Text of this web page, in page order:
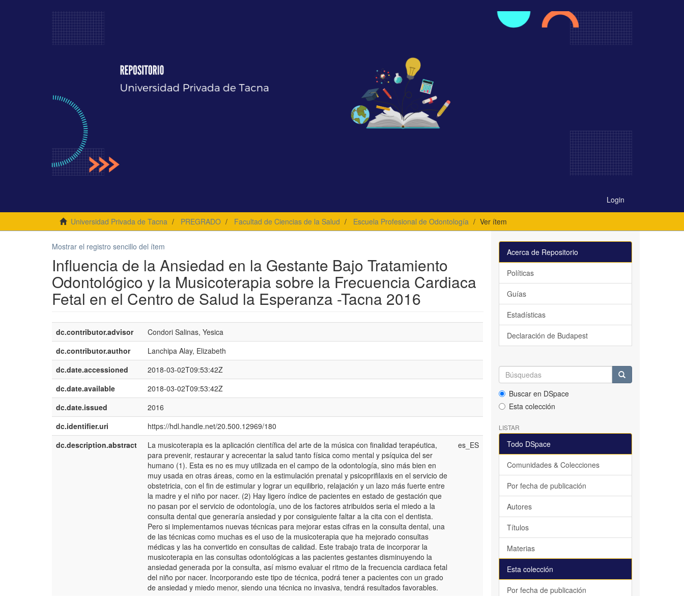
Login
Universidad Privada de Tacna PREGRADO Facultad de Ciencias de la Salud Escuela Profesional de Odontología Ver ítem
Mostrar el registro sencillo del ítem
Influencia de la Ansiedad en la Gestante Bajo Tratamiento
Odontológico y la Musicoterapia sobre la Frecuencia Cardiaca
Fetal en el Centro de Salud la Esperanza -Tacna 2016
dc.contributor.advisor
Condori Salinas, Yesica
dc.contributor.author
Lanchipa Alay, Elizabeth
dc.date.accessioned
2018-03-02T09:53:42Z
dc.date.available
2018-03-02T09:53:42Z
dc.date.issued
2016
dc.identifier.uri
https://hdl.handle.net/20.500.12969/180
dc.description.abstract
La musicoterapia es la aplicación científica del arte de la música con finalidad terapéutica,
para prevenir, restaurar y acrecentar la salud tanto física como mental y psíquica del ser
humano (1). Esta es no es muy utilizada en el campo de la odontología, sino más bien en
muy usada en otras áreas, como en la estimulación prenatal y psicoprifilaxis en el servicio de
obstetricia, con el fin de estimular y lograr un equilibrio, relajación y un lazo más fuerte entre
la madre y el niño por nacer. (2) Hay ligero índice de pacientes en estado de gestación que
no pasan por el servicio de odontología, uno de los factores atribuidos seria el miedo a la
consulta dental que generaría ansiedad y por consiguiente faltar a la cita con el dentista.
Pero si implementamos nuevas técnicas para mejorar estas cifras en la consulta dental, una
de las técnicas como muchas es el uso de la musicoterapia que ha mejorado consultas
médicas y las ha convertido en consultas de calidad. Este trabajo trata de incorporar la
musicoterapia en las consultas odontológicas a las pacientes gestantes disminuyendo la
ansiedad generada por la consulta, así mismo evaluar el ritmo de la frecuencia cardiaca fetal
del niño por nacer. Incorporando este tipo de técnica, podrá tener a pacientes con un grado
de ansiedad y miedo menor, siendo una técnica no invasiva, tendrá resultados favorables.
es_ES
Acerca de Repositorio
Políticas
Guías
Estadísticas
Declaración de Budapest
Buscar en DSpace
Esta colección
LISTAR
Todo DSpace
Comunidades & Colecciones
Por fecha de publicación
Autores
Títulos
Materias
Esta colección
Por fecha de publicación